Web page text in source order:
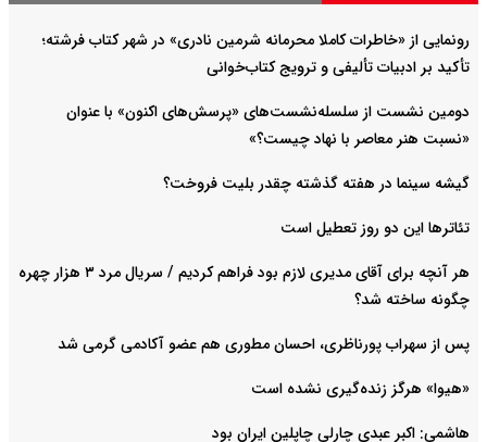
رونمایی از «خاطرات کاملا محرمانه شرمین نادری» در شهر کتاب فرشته؛
تأکید بر ادبیات تألیفی و ترویج کتاب‌خوانی
دومین نشست از سلسله‌نشست‌های «پرسش‌های اکنون» با عنوان
«نسبت هنر معاصر با نهاد چیست؟»
گیشه سینما در هفته گذشته چقدر بلیت فروخت؟
تئاترها این دو روز تعطیل است
هر آنچه برای آقای مدیری لازم بود فراهم کردیم / سریال مرد ۳ هزار چهره
چگونه ساخته شد؟
پس از سهراب پورناظری، احسان مطوری هم عضو آکادمی گرمی شد
«هیوا» هرگز زنده‌گیری نشده است
هاشمی: اکبر عبدی چارلی چاپلین ایران بود